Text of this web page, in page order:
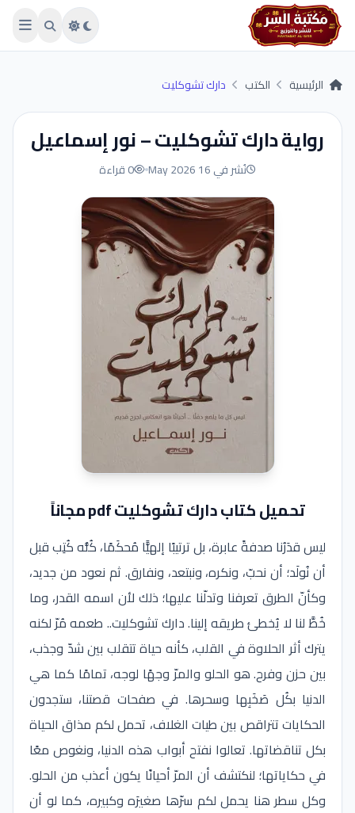
Skip to main content
الرئيسية الكتب دارك تشوكليت
رواية دارك تشوكليت – نور إسماعيل
نُشر في 16 May 2026 0 قراءة
تحميل كتاب دارك تشوكليت pdf مجاناً
ليس قدَرُنا صدفةً عابرة، بل ترتيبًا إلهيًّا مُحكَمًا، كُلُّه كُتِب قبل
أن نُولَد؛ أن نحبّ، ونكره، ونبتعد، ونفارق. ثم نعود من جديد،
وكأنّ الطرق تعرفنا وتدلّنا عليها؛ ذلك لأن اسمه القدر، وما
خُطَّ لنا لا يُخطئ طريقه إلينا. دارك تشوكليت.. طعمه مُرّ لكنه
يترك أثر الحلاوة في القلب، كأنه حياة تتقلب بين شدّ وجذب،
بين حزن وفرح. هو الحلو والمرّ وجهًا لوجه، تمامًا كما هي
الدنيا بكُل صَخَبِها وسحرها. في صفحات قصتنا، ستجدون
الحكايات تتراقص بين طيات الغلاف، تحمل لكم مذاق الحياة
بكل تناقضاتها. تعالوا نفتح أبواب هذه الدنيا، ونغوص معًا
في حكاياتها؛ لنكتشف أن المرّ أحيانًا يكون أعذب من الحلو.
وكل سطر هنا يحمل لكم سرّها صغيرَه وكبيره، كما لو أن